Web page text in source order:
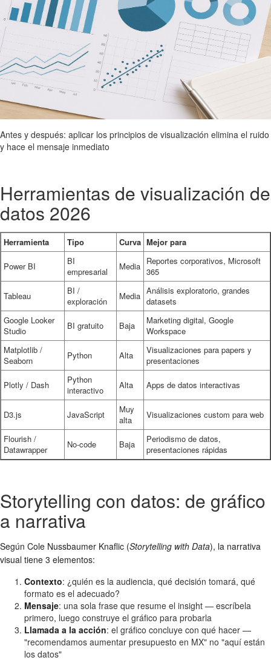
Antes y después: aplicar los principios de visualización elimina el ruido
y hace el mensaje inmediato
Herramientas de visualización de
datos 2026
Herramienta Tipo Curva Mejor para
Power BI
BI
empresarial
Media Reportes corporativos, Microsoft
365
Tableau
BI /
exploración
Media Análisis exploratorio, grandes
datasets
Google Looker
Studio
BI gratuito Baja
Marketing digital, Google
Workspace
Matplotlib /
Seaborn
Python Alta
Visualizaciones para papers y
presentaciones
Plotly / Dash
Python
interactivo
Alta Apps de datos interactivas
D3.js JavaScript
Muy
alta
Visualizaciones custom para web
Flourish /
Datawrapper
No-code Baja
Periodismo de datos,
presentaciones rápidas
Storytelling con datos: de gráfico
a narrativa
Según Cole Nussbaumer Knaflic (Storytelling with Data), la narrativa
visual tiene 3 elementos:
Contexto: ¿quién es la audiencia, qué decisión tomará, qué
formato es el adecuado?
Mensaje: una sola frase que resume el insight — escríbela
primero, luego construye el gráfico para probarla
Llamada a la acción: el gráfico concluye con qué hacer —
"recomendamos aumentar presupuesto en MX" no "aquí están
los datos"